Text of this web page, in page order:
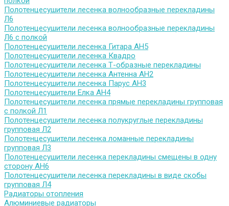
Полотенцесушители лесенка волнообразные перекладины
Л6
Полотенцесушители лесенка волнообразные перекладины
Л6 с полкой
Полотенцесушители лесенка Гитара АН5
Полотенцесушители лесенка Квадро
Полотенцесушители лесенка Т-образные перекладины
Полотенцесушители лесенка Антенна АН2
Полотенцесушители лесенка Парус АН3
Полотенцесушители Елка АН4
Полотенцесушители лесенка прямые перекладины групповая
с полкой Л1
Полотенцесушители лесенка полукруглые перекладины
групповая Л2
Полотенцесушители лесенка ломанные перекладины
групповая Л3
Полотенцесушители лесенка перекладины смещены в одну
сторону АН6
Полотенцесушители лесенка перекладины в виде скобы
групповая Л4
Радиаторы отопления
Алюминиевые радиаторы